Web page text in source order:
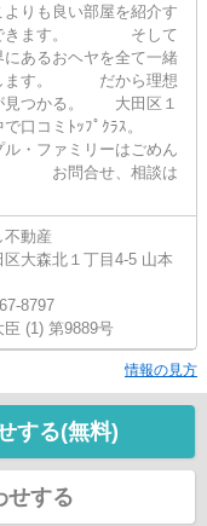
よりも良い部屋を紹介す
できます。 そして
にあるおヘヤを全て一緒
ます。 だから理想
見つかる。 大田区１
で口コミﾄｯﾌﾟｸﾗｽ。
・ファミリーはごめん
お問合せ、相談は
不動産
大森北１丁目4-5 山本
8797
臣 (1) 第9889号
情報の見方
する(無料)
せする